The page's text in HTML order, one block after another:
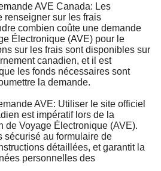
AVE Canada: Les
renseigner sur les frais
combien coûte une demande
Électronique (AVE) pour le
sur les frais sont disponibles sur
canadien, et il est
les fonds nécessaires sont
la demande.
AVE: Utiliser le site officiel
est impératif lors de la
de Voyage Électronique (AVE).
sécurisé au formulaire de
détaillées, et garantit la
personnelles des